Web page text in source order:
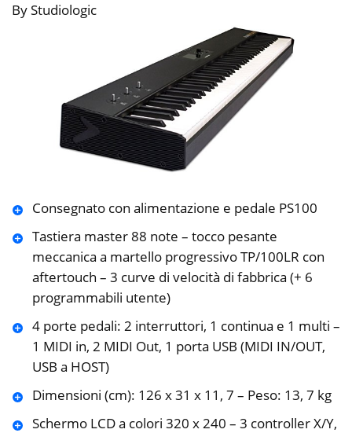
By Studiologic
Consegnato con alimentazione e pedale PS100
Tastiera master 88 note – tocco pesante
meccanica a martello progressivo TP/100LR con
aftertouch – 3 curve di velocità di fabbrica (+ 6
programmabili utente)
4 porte pedali: 2 interruttori, 1 continua e 1 multi –
1 MIDI in, 2 MIDI Out, 1 porta USB (MIDI IN/OUT,
USB a HOST)
Dimensioni (cm): 126 x 31 x 11, 7 – Peso: 13, 7 kg
Schermo LCD a colori 320 x 240 – 3 controller X/Y,